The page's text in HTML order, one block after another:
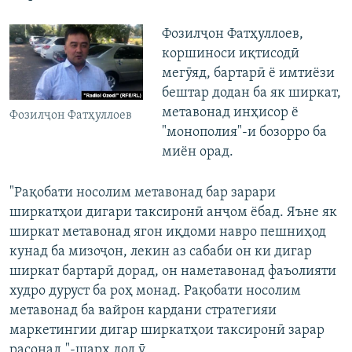
Фозилҷон Фатҳуллоев
Фозилҷон Фатҳуллоев,
коршиноси иқтисодӣ
мегӯяд, бартарӣ ё имтиёзи
бештар додан ба як ширкат,
метавонад инҳисор ё
"монополия"-и бозорро ба
миён орад.
"Рақобати носолим метавонад бар зарари
ширкатҳои дигари таксиронӣ анҷом ёбад. Яъне як
ширкат метавонад ягон иқдоми навро пешниҳод
кунад ба мизоҷон, лекин аз сабаби он ки дигар
ширкат бартарӣ дорад, он наметавонад фаъолияти
худро дуруст ба роҳ монад. Рақобати носолим
метавонад ба вайрон кардани стратегияи
маркетингии дигар ширкатҳои таксиронӣ зарар